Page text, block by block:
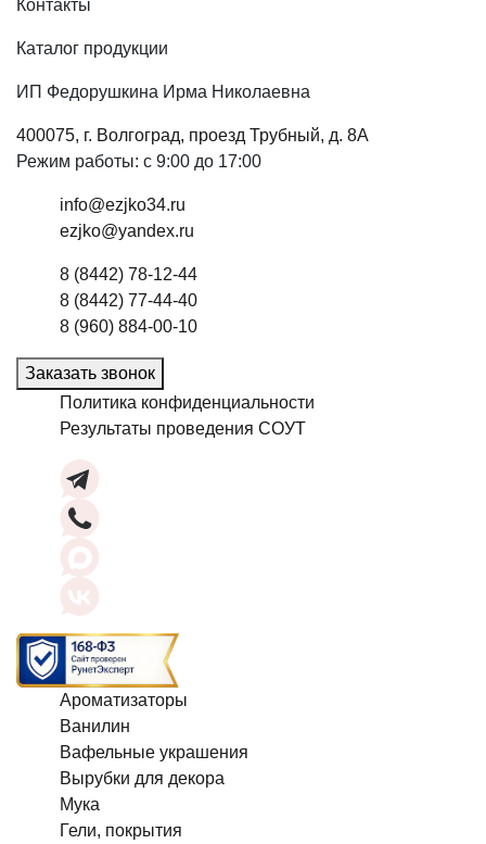
Контакты
Каталог продукции
ИП Федорушкина Ирма Николаевна
400075, г. Волгоград, проезд Трубный, д. 8А
Режим работы: с 9:00 до 17:00
info@ezjko34.ru
ezjko@yandex.ru
8 (8442) 78-12-44
8 (8442) 77-44-40
8 (960) 884-00-10
Заказать звонок
Политика конфиденциальности
Результаты проведения СОУТ
Ароматизаторы
Ванилин
Вафельные украшения
Вырубки для декора
Мука
Гели, покрытия